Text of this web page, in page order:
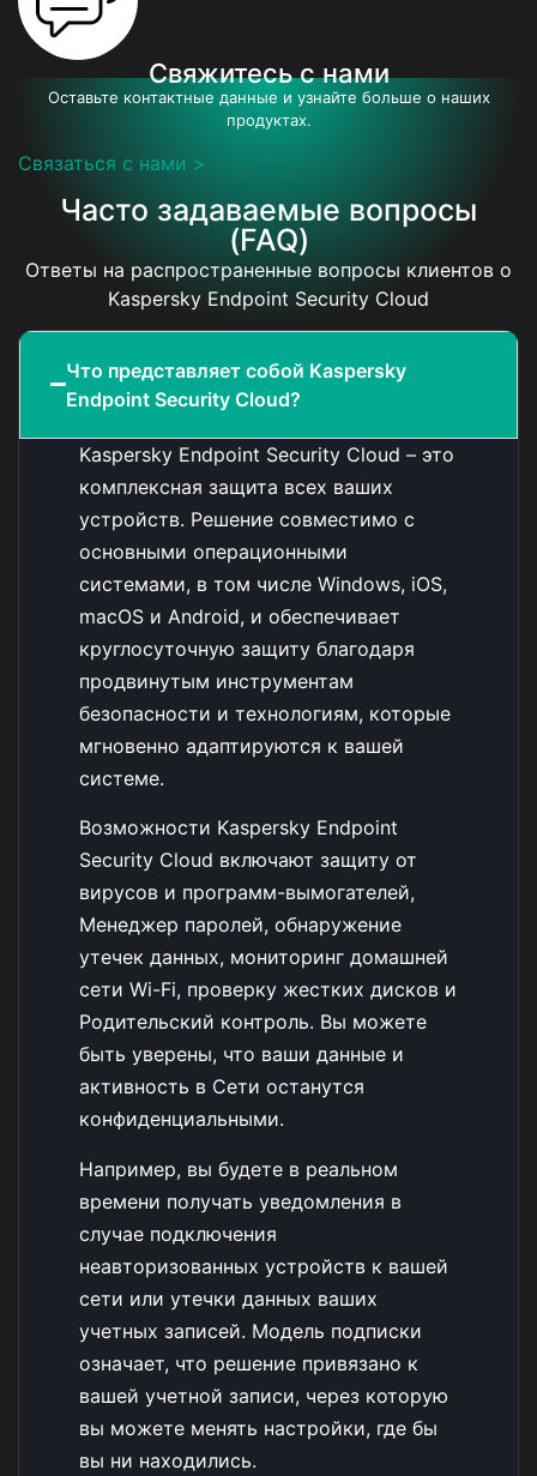
Связаться с нами >
Оставьте контактные данные и узнайте больше о наших
продуктах.
Свяжитесь с нами
Часто задаваемые вопросы
(FAQ)
Ответы на распространенные вопросы клиентов о
Kaspersky Endpoint Security Cloud
Что представляет собой Kaspersky
Endpoint Security Cloud?
Kaspersky Endpoint Security Cloud – это
комплексная защита всех ваших
устройств. Решение совместимо с
основными операционными
системами, в том числе Windows, iOS,
macOS и Android, и обеспечивает
круглосуточную защиту благодаря
продвинутым инструментам
безопасности и технологиям, которые
мгновенно адаптируются к вашей
системе.
Возможности Kaspersky Endpoint
Security Cloud включают защиту от
вирусов и программ-вымогателей,
Менеджер паролей, обнаружение
утечек данных, мониторинг домашней
сети Wi-Fi, проверку жестких дисков и
Родительский контроль. Вы можете
быть уверены, что ваши данные и
активность в Сети останутся
конфиденциальными.
Например, вы будете в реальном
времени получать уведомления в
случае подключения
неавторизованных устройств к вашей
сети или утечки данных ваших
учетных записей. Модель подписки
означает, что решение привязано к
вашей учетной записи, через которую
вы можете менять настройки, где бы
вы ни находились.